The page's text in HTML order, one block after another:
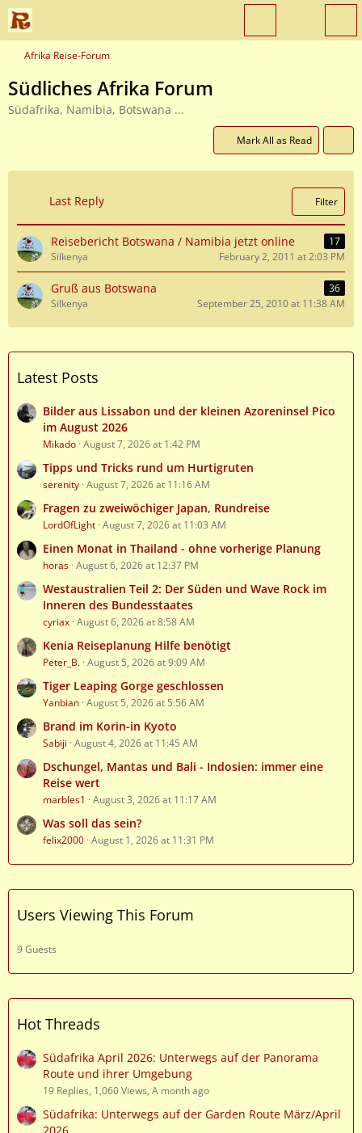
Afrika Reise-Forum
Südliches Afrika Forum
Südafrika, Namibia, Botswana ...
Mark All as Read
Last Reply Filter
Reisebericht Botswana / Namibia jetzt online
17
Silkenya
February 2, 2011 at 2:03 PM
Gruß aus Botswana
36
Silkenya
September 25, 2010 at 11:38 AM
Latest Posts
Bilder aus Lissabon und der kleinen Azoreninsel Pico
im August 2026
Mikado August 7, 2026 at 1:42 PM
Tipps und Tricks rund um Hurtigruten
serenity August 7, 2026 at 11:16 AM
Fragen zu zweiwöchiger Japan, Rundreise
LordOfLight August 7, 2026 at 11:03 AM
Einen Monat in Thailand - ohne vorherige Planung
horas August 6, 2026 at 12:37 PM
Westaustralien Teil 2: Der Süden und Wave Rock im
Inneren des Bundesstaates
cyriax August 6, 2026 at 8:58 AM
Kenia Reiseplanung Hilfe benötigt
Peter_B. August 5, 2026 at 9:09 AM
Tiger Leaping Gorge geschlossen
Yanbian August 5, 2026 at 5:56 AM
Brand im Korin-in Kyoto
Sabiji August 4, 2026 at 11:45 AM
Dschungel, Mantas und Bali - Indosien: immer eine
Reise wert
marbles1 August 3, 2026 at 11:17 AM
Was soll das sein?
felix2000 August 1, 2026 at 11:31 PM
Users Viewing This Forum
9 Guests
Hot Threads
Südafrika April 2026: Unterwegs auf der Panorama
Route und ihrer Umgebung
19 Replies, 1,060 Views, A month ago
Südafrika: Unterwegs auf der Garden Route März/April